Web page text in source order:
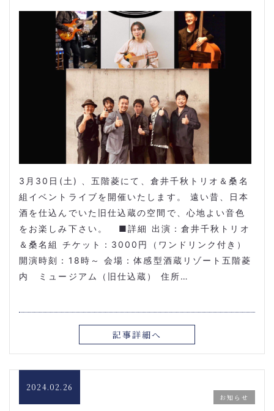
3月30日(土) 、五階菱にて、倉井千秋トリオ＆桑名
組イベントライブを開催いたします。 遠い昔、日本
酒を仕込んでいた旧仕込蔵の空間で、心地よい音色
をお楽しみ下さい。 ■詳細 出演：倉井千秋トリオ
＆桑名組 チケット：3000円（ワンドリンク付き）
開演時刻：18時～ 会場：体感型酒蔵リゾート五階菱
内 ミュージアム（旧仕込蔵） 住所…
記事詳細へ
2024.02.26
お知らせ